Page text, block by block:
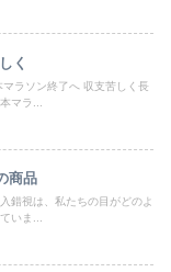
く
ラソン終了へ 収支苦しく長
マラ...
商品
錯視は、私たちの目がどのよ
いま...